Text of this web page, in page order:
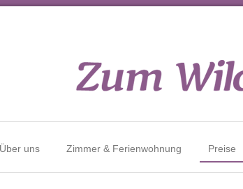
Über uns Zimmer & Ferienwohnung Preise